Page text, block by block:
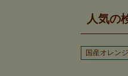
人気の
国産オレンジ